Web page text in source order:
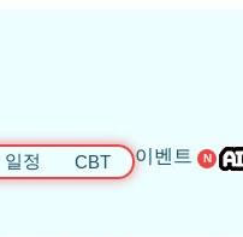
정 CBT 이벤트 N